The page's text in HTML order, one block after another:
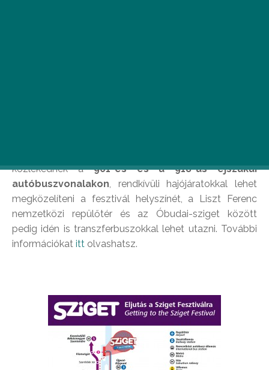
közlekednek a901-es és a 918-as éjszakai
autóbuszvonalakon, rendkívüli hajójáratokkal lehet
megközelíteni a fesztivál helyszínét, a Liszt Ferenc
nemzetközi repülőtér és az Óbudai-sziget között
pedig idén is transzferbuszokkal lehet utazni. További
információkat itt olvashatsz.